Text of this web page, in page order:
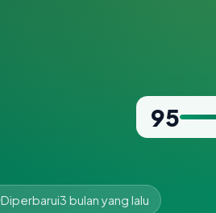
95
Diperbarui3 bulan yang lalu